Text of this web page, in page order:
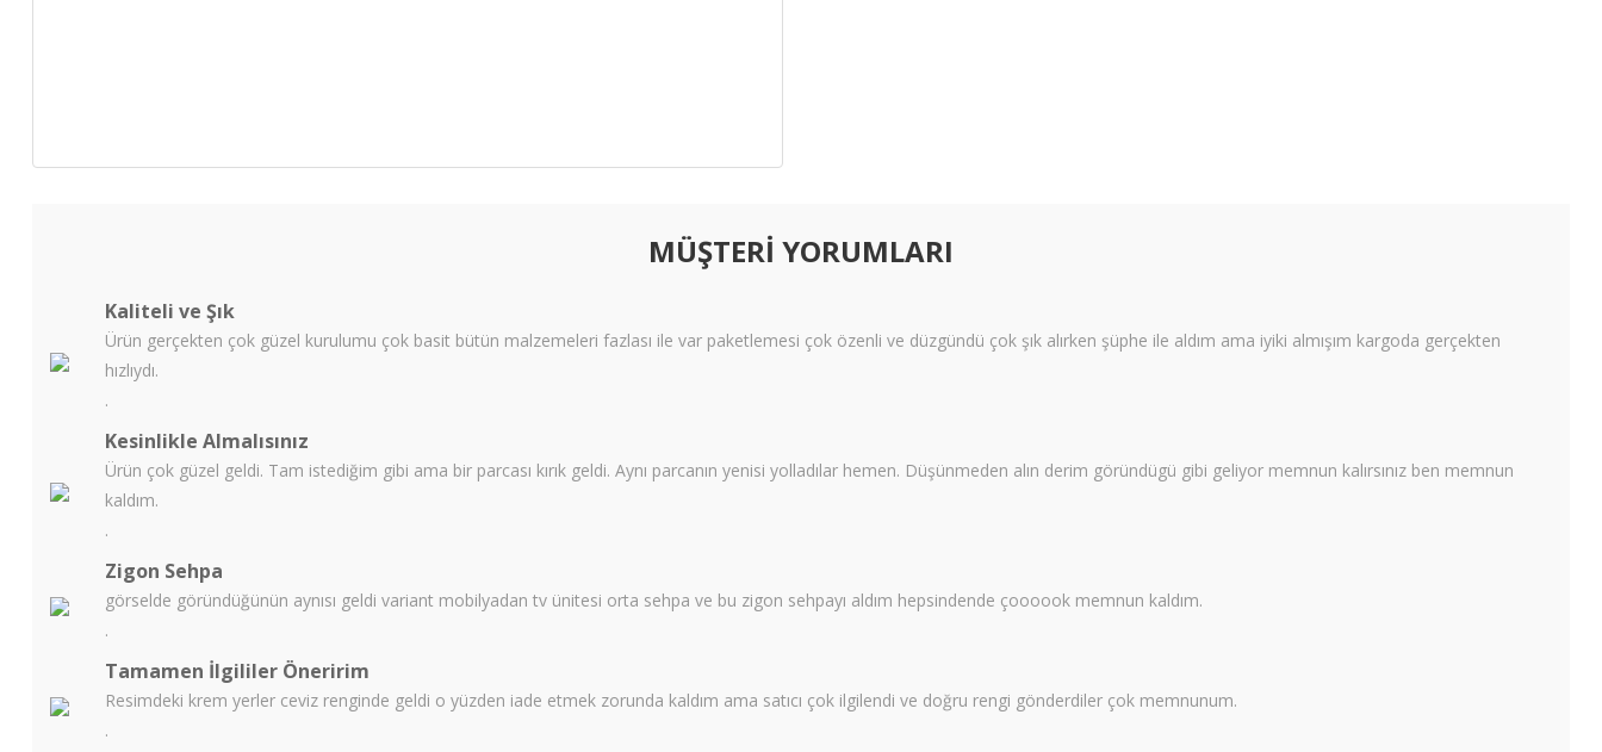
MÜŞTERİ YORUMLARI
Kaliteli ve Şık
Ürün gerçekten çok güzel kurulumu çok basit bütün malzemeleri fazlası ile var paketlemesi çok özenli ve düzgündü çok şık alırken şüphe ile aldım ama iyiki almışım kargoda gerçekten
hızlıydı.
.
Kesinlikle Almalısınız
Ürün çok güzel geldi. Tam istediğim gibi ama bir parcası kırık geldi. Aynı parcanın yenisi yolladılar hemen. Düşünmeden alın derim göründügü gibi geliyor memnun kalırsınız ben memnun
kaldım.
.
Zigon Sehpa
görselde göründüğünün aynısı geldi variant mobilyadan tv ünitesi orta sehpa ve bu zigon sehpayı aldım hepsindende çoooook memnun kaldım.
.
Tamamen İlgililer Öneririm
Resimdeki krem yerler ceviz renginde geldi o yüzden iade etmek zorunda kaldım ama satıcı çok ilgilendi ve doğru rengi gönderdiler çok memnunum.
.